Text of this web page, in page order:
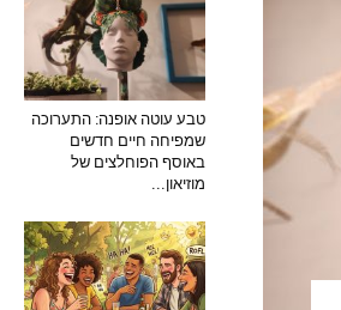
טבע עוטה אופנה: התערוכה
שמפיחה חיים חדשים
באוסף הפוחלצים של
מוזיאון...